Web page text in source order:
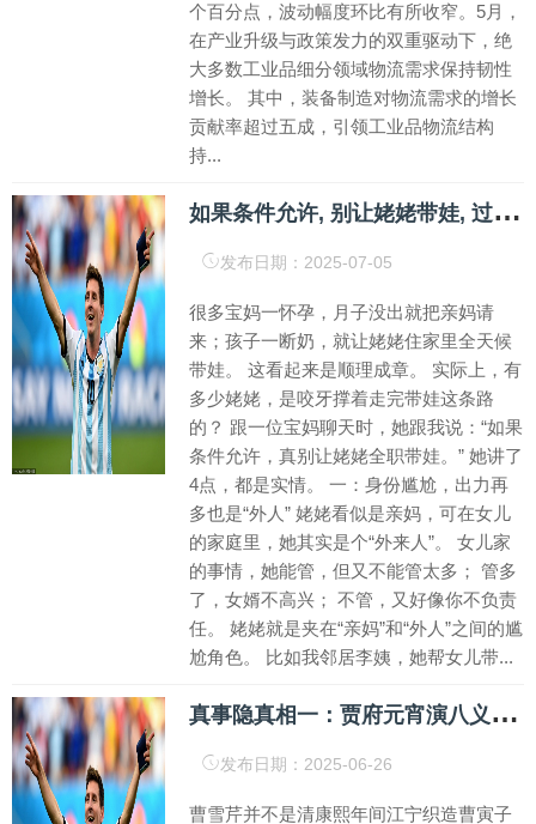
个百分点，波动幅度环比有所收窄。5月，
在产业升级与政策发力的双重驱动下，绝
大多数工业品细分领域物流需求保持韧性
增长。 其中，装备制造对物流需求的增长
贡献率超过五成，引领工业品物流结构
持...
如
果条件允许, 别让姥姥带娃, 过来人说出个4个实情
发布日期：2025-07-05
很多宝妈一怀孕，月子没出就把亲妈请
来；孩子一断奶，就让姥姥住家里全天候
带娃。 这看起来是顺理成章。 实际上，有
多少姥姥，是咬牙撑着走完带娃这条路
的？ 跟一位宝妈聊天时，她跟我说：“如果
条件允许，真别让姥姥全职带娃。” 她讲了
4点，都是实情。 一：身份尴尬，出力再
多也是“外人” 姥姥看似是亲妈，可在女儿
的家庭里，她其实是个“外来人”。 女儿家
的事情，她能管，但又不能管太多； 管多
了，女婿不高兴； 不管，又好像你不负责
任。 姥姥就是夹在“亲妈”和“外人”之间的尴
尬角色。 比如我邻居李姨，她帮女儿带...
真
事隐真相一：贾府元宵演八义，暗藏家国血泪，是全书大转折_朱明_赵武_孤儿
发布日期：2025-06-26
曹雪芹并不是清康熙年间江宁织造曹寅子